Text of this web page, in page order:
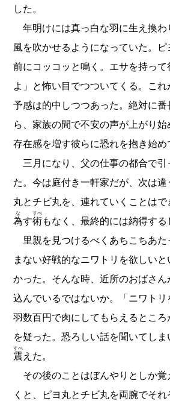
した。
年明けには真っ白な羽に生え換わ
風を吹かせるようになっていた。
前にコッコッと鳴く。エサを持って
よ」と怖い目でつついてくる。こ
予感は的中しつつあった。絶対に
ら、家族の間で不安の声が上がり
存在感を増す彼らに恐れを抱き始め
三月になり、父の仕事の都合で引
た。今は庭付き一軒家だが、次は違
丸とチビ丸を、連れていくことはで
為
な
す術
すべ
もなく、最終的には納得する
里親を見つけるべくあちこちあた
まない好戦的なニワトリを欲しい
かった。そんな時、近所のおばさん
込んでいるではないか。「ニワト
羽数百円で肉にしてもらえるとこ
を疑った。恐ろしい話を聞いてしま
震
すべ
えた。
その後のことはぼんやりとしか覚
くと、ピヨ丸とチビ丸を両腕でそ